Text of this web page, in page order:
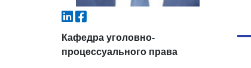
Кафедра уголовно-
процессуального права